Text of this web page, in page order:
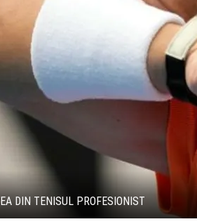
DIN TENISUL PROFESIONIST